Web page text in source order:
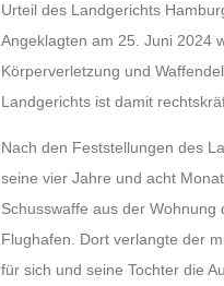
Urteil des Landgerichts
Angeklagten am 25. Juni 2024
Körperverletzung und
Landgerichts ist damit
Nach den Feststellungen des
seine vier Jahre und acht
Schusswaffe aus der
Flughafen. Dort verlangte der
für sich und seine Tochter die